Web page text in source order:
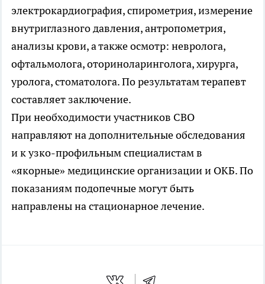
электрокардиография, спирометрия, измерение
внутриглазного давления, антропометрия,
анализы крови, а также осмотр: невролога,
офтальмолога, оториноларинголога, хирурга,
уролога, стоматолога. По результатам терапевт
составляет заключение.
При необходимости участников СВО
направляют на дополнительные обследования
и к узко-профильным специалистам в
«якорные» медицинские организации и ОКБ. По
показаниям подопечные могут быть
направлены на стационарное лечение.